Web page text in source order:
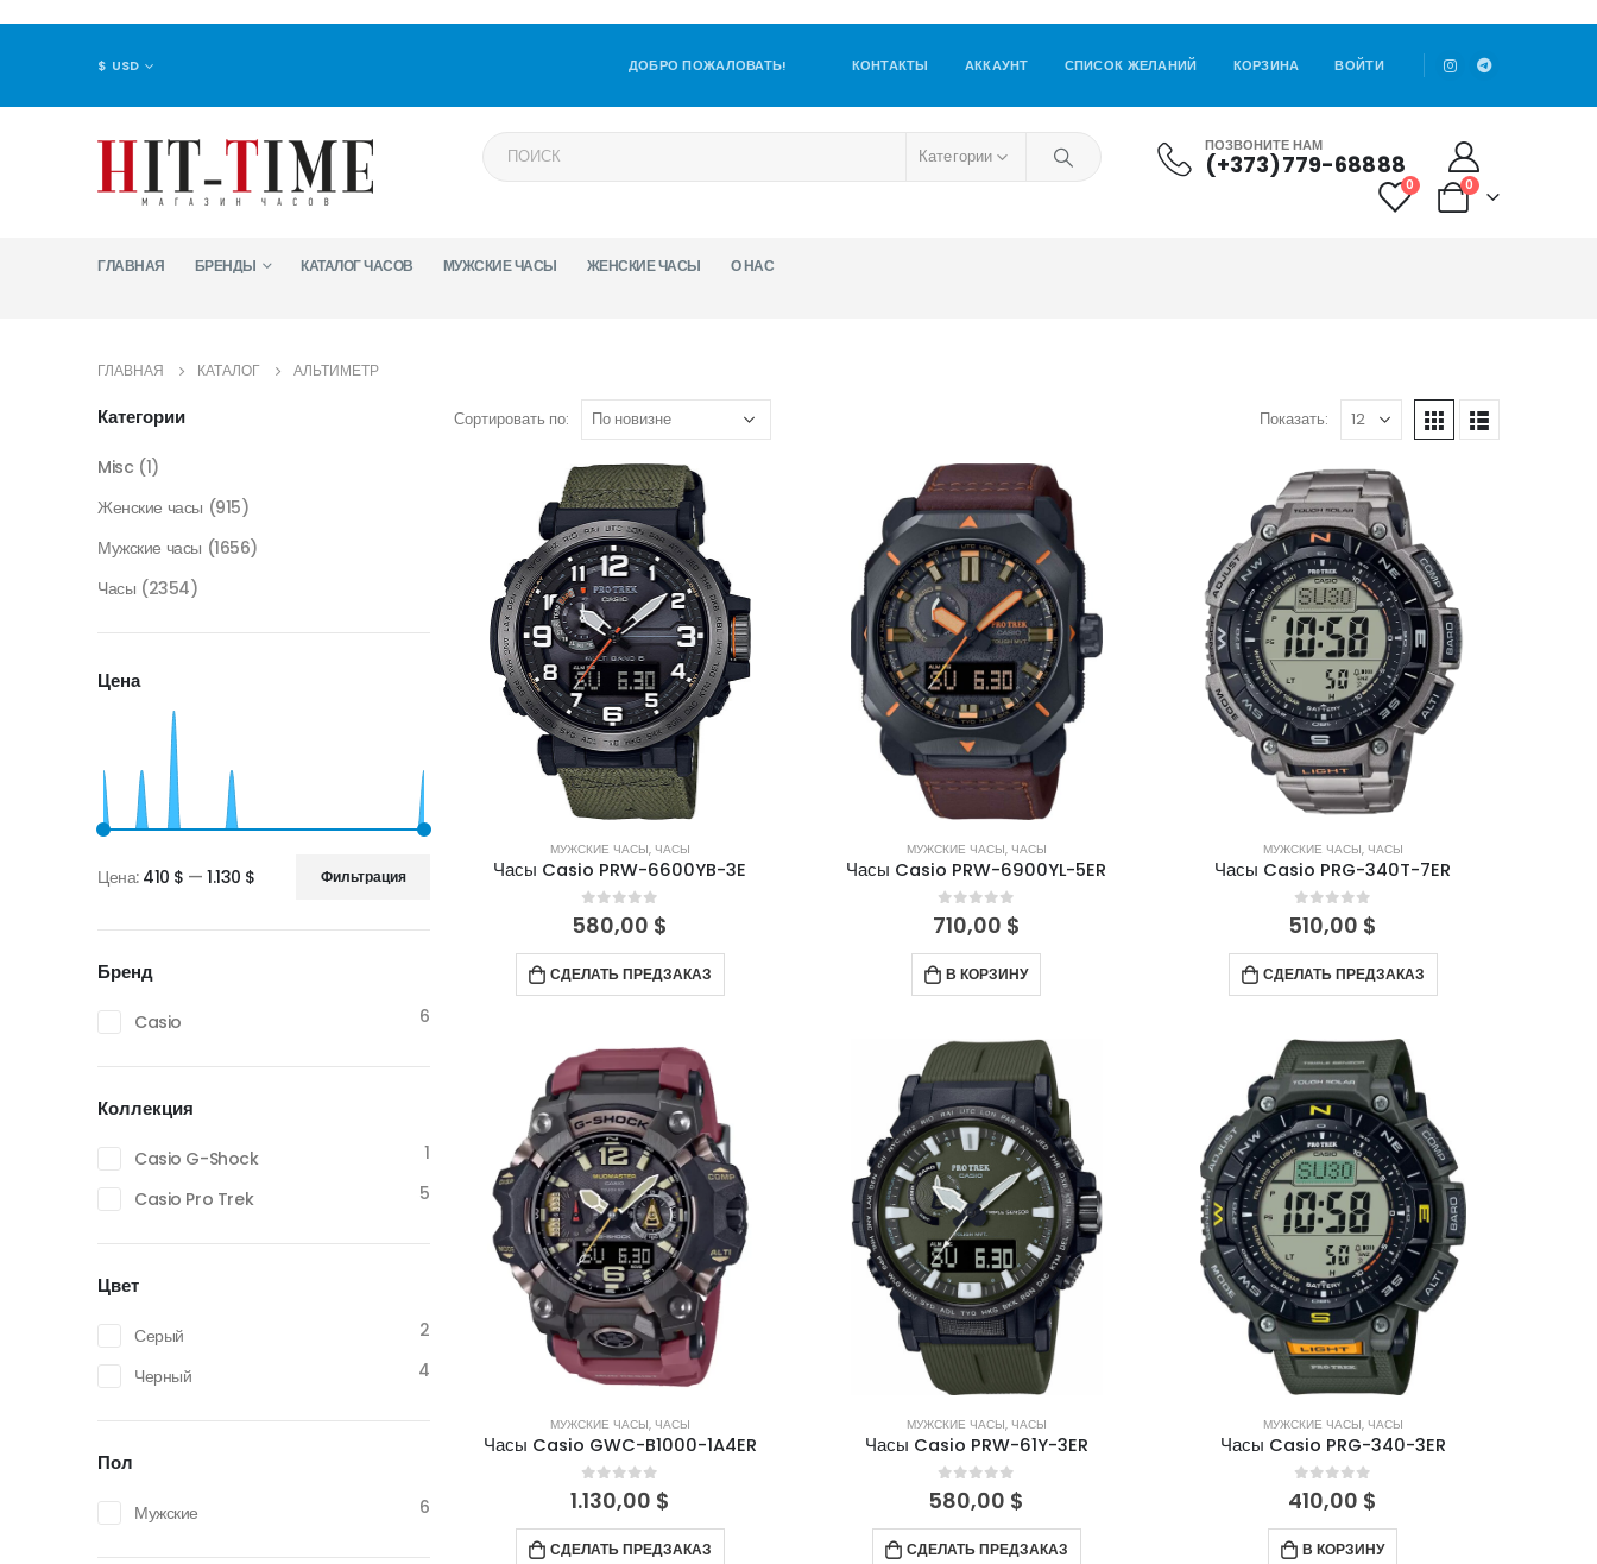
$ USD ДОБРО ПОЖАЛОВАТЬ! КОНТАКТЫ АККАУНТ СПИСОК ЖЕЛАНИЙ КОРЗИНА ВОЙТИ
Категории ПОЗВОНИТЕ НАМ
(+373)779-68888
0 0
ГЛАВНАЯ БРЕНДЫ КАТАЛОГ ЧАСОВ МУЖСКИЕ ЧАСЫ ЖЕНСКИЕ ЧАСЫ О НАС
ГЛАВНАЯ КАТАЛОГ АЛЬТИМЕТР
Сортировать по: Показать:
МУЖСКИЕ ЧАСЫ, ЧАСЫ
Часы Casio PRW-6600YB-3E
0out of 5
580,00 $
СДЕЛАТЬ ПРЕДЗАКАЗ
МУЖСКИЕ ЧАСЫ, ЧАСЫ
Часы Casio PRW-6900YL-5ER
0out of 5
710,00 $
В КОРЗИНУ
МУЖСКИЕ ЧАСЫ, ЧАСЫ
Часы Casio PRG-340T-7ER
0out of 5
510,00 $
СДЕЛАТЬ ПРЕДЗАКАЗ
МУЖСКИЕ ЧАСЫ, ЧАСЫ
Часы Casio GWC-B1000-1A4ER
0out of 5
1.130,00 $
СДЕЛАТЬ ПРЕДЗАКАЗ
МУЖСКИЕ ЧАСЫ, ЧАСЫ
Часы Casio PRW-61Y-3ER
0out of 5
580,00 $
СДЕЛАТЬ ПРЕДЗАКАЗ
МУЖСКИЕ ЧАСЫ, ЧАСЫ
Часы Casio PRG-340-3ER
0out of 5
410,00 $
В КОРЗИНУ
Категории
Misc (1)
Женские часы (915)
Мужские часы (1656)
Часы (2354)
Цена
Минимальная
цена
Максимальная
цена
Фильтрация
Цена: 410 $ —1.130 $
Бренд
Casio 6
Коллекция
Casio G-Shock
1
Casio Pro Trek
5
Цвет
Серый
2
Черный
4
Пол
Мужские 6